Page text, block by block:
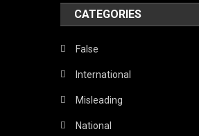
CATEGORIES
False
International
Misleading
National